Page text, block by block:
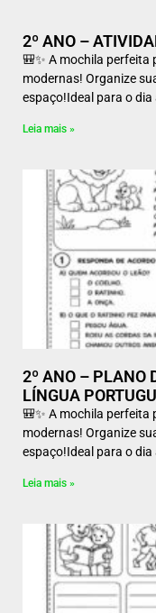
2º ANO –
🎒✨ A mochila
modernas! Organize
espaço!Ideal para o dia
Leia mais »
2º ANO – PLANO
LÍNGUA
🎒✨ A mochila
modernas! Organize
espaço!Ideal para o dia
Leia mais »